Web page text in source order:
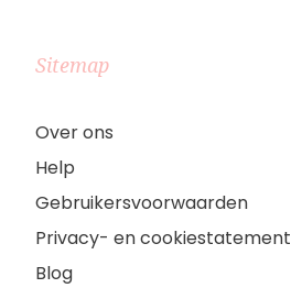
Sitemap
Over ons
Help
Gebruikersvoorwaarden
Privacy- en cookiestatement
Blog